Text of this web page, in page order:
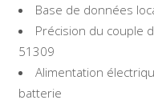
Base de données
Précision du couple
51309
Alimentation
batterie